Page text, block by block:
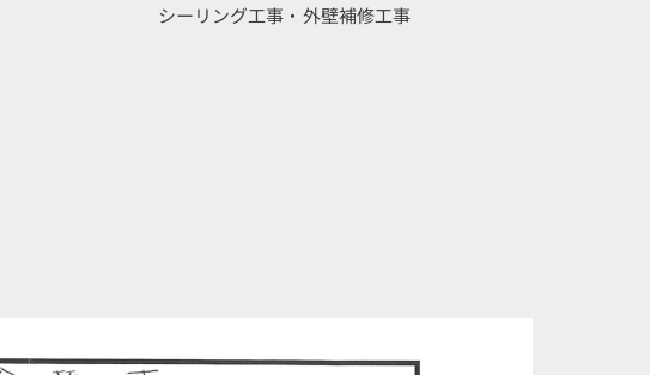
シーリング工事・外壁補修工事